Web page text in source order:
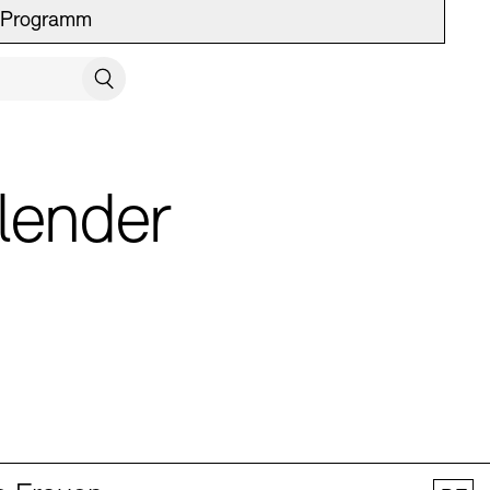
Programm